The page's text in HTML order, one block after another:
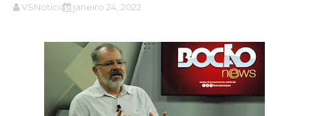
VSNotícias janeiro 24, 2022